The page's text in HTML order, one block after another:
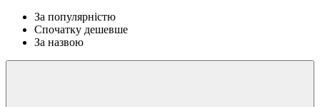
За популярністю
Спочатку дешевше
За назвою